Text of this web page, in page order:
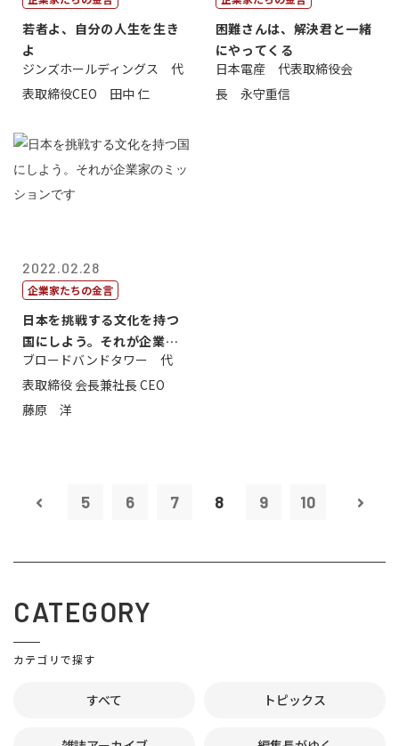
若者よ、自分の人生を生き
よ
ジンズホールディングス 代
表取締役CEO 田中 仁
困難さんは、解決君と一緒
にやってくる
日本電産 代表取締役会
長 永守重信
2022.02.28
企業家たちの金言
日本を挑戦する文化を持つ
国にしよう。それが企業家
のミッション...
ブロードバンドタワー 代
表取締役 会長兼社長 CEO
藤原 洋
5 6 7 8 9 10
CATEGORY
カテゴリで探す
すべて トピックス